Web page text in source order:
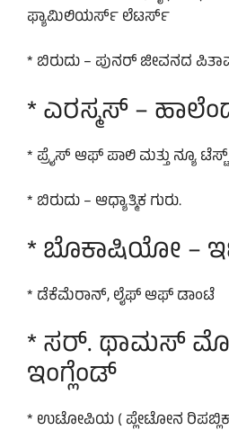
ಫ್ಯಾಮಿಲಿಯರ್ಸ್ ಲೆಟರ್ಸ್
* ಬಿರುದು – ಪುನರ್ ಜೀವನದ
* ಎರಸ್ಮಸ್ –
* ಪ್ರೈಸ್ ಆಫ್ ಪಾಲಿ ಮತ್ತು ನ್ಯೂ
* ಬಿರುದು – ಆಧ್ಯಾತ್ಮಿಕ ಗುರು.
* ಬೊಕಾಷಿಯೋ –
* ಡೆಕೆಮೆರಾನ್, ಲೈಫ್ ಆಫ್ ಡಾಂಟೆ
* ಸರ್. ಥಾಮಸ್
ಇಂಗ್ಲೆಂಡ್
* ಉಟೋಪಿಯ ( ಪ್ಲೇಟೋನ ರಿಪಬ್ಲಿಕ್